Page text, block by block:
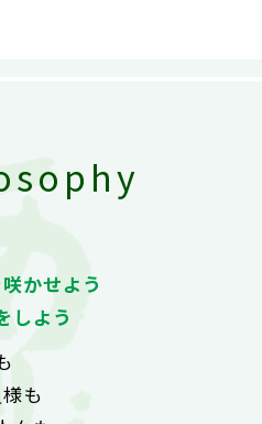
かせよう
しよう
も